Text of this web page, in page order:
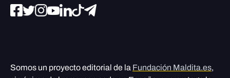
Somos un proyecto editorial de la Fundación Maldita.es,